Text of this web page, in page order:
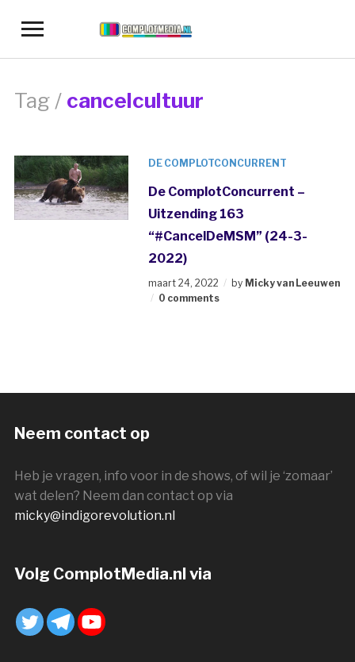
Toggle
navigation
Tag / cancelcultuur
DE COMPLOTCONCURRENT
De ComplotConcurrent –
Uitzending 163
“#CancelDeMSM” (24-3-
2022)
maart 24, 2022 by Micky van Leeuwen
0 comments
Neem contact op
Heb je vragen, info voor in de shows, of wil je ‘zomaar’
wat delen? Neem dan contact op via
micky@indigorevolution.nl
Volg ComplotMedia.nl via